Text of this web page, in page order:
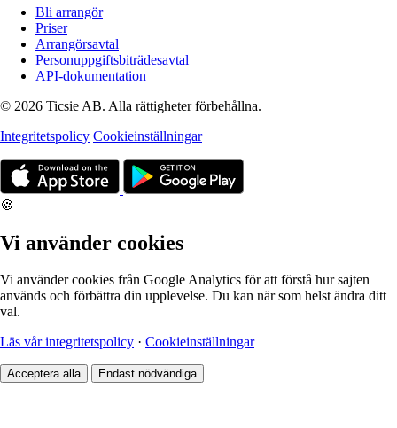
Bli arrangör
Priser
Arrangörsavtal
Personuppgiftsbiträdesavtal
API-dokumentation
© 2026 Ticsie AB. Alla rättigheter förbehållna.
Integritetspolicy Cookieinställningar
🍪
Vi använder cookies
Vi använder cookies från Google Analytics för att förstå hur sajten
används och förbättra din upplevelse. Du kan när som helst ändra ditt
val.
Läs vår integritetspolicy · Cookieinställningar
Acceptera alla Endast nödvändiga